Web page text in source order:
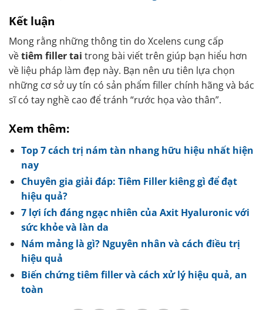
Kết luận
Mong rằng những thông tin do Xcelens cung cấp
vềtiêm filler tai trong bài viết trên giúp bạn hiểu hơn
về liệu pháp làm đẹp này. Bạn nên ưu tiên lựa chọn
những cơ sở uy tín có sản phẩm filler chính hãng và bác
sĩ có tay nghề cao để tránh “rước họa vào thân”.
Xem thêm:
Top 7 cách trị nám tàn nhang hữu hiệu nhất hiện
nay
Chuyên gia giải đáp: Tiêm Filler kiêng gì để đạt
hiệu quả?
7 lợi ích đáng ngạc nhiên của Axit Hyaluronic với
sức khỏe và làn da
Nám mảng là gì? Nguyên nhân và cách điều trị
hiệu quả
Biến chứng tiêm filler và cách xử lý hiệu quả, an
toàn